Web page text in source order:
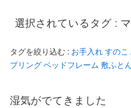
選択されているタグ :
タグを絞り込む : お手入れ すのこ
プリング ベッドフレーム 敷ふと
湿気がでてきました